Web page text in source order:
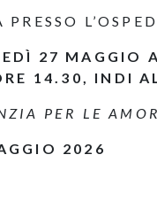
27 MAGGIO
14.30, INDI
PER LE
2026